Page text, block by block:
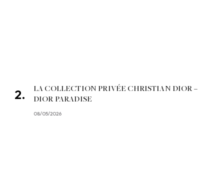
LA COLLECTION PRIVÉE CHRISTIAN DIOR –
DIOR PARADISE
08/05/2026